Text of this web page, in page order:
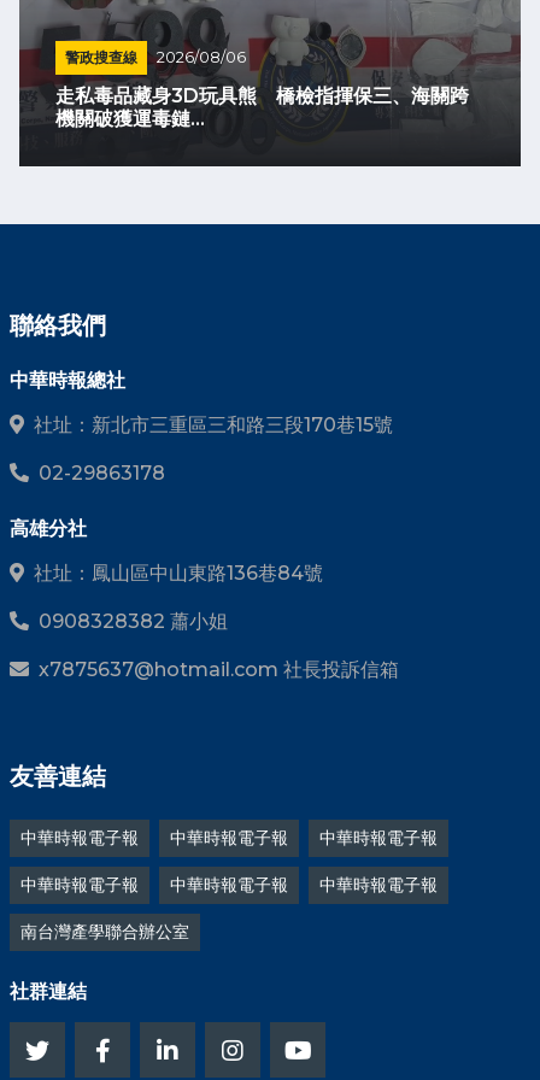
警政搜查線 2026/08/06
走私毒品藏身3D玩具熊 橋檢指揮保三、海關跨
機關破獲運毒鏈...
聯絡我們
中華時報總社
社址：新北市三重區三和路三段170巷15號
02-29863178
高雄分社
社址：鳳山區中山東路136巷84號
0908328382 蕭小姐
x7875637@hotmail.com 社長投訴信箱
友善連結
中華時報電子報 中華時報電子報 中華時報電子報
中華時報電子報 中華時報電子報 中華時報電子報
南台灣產學聯合辦公室
社群連結